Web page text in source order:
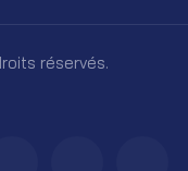
réservés.